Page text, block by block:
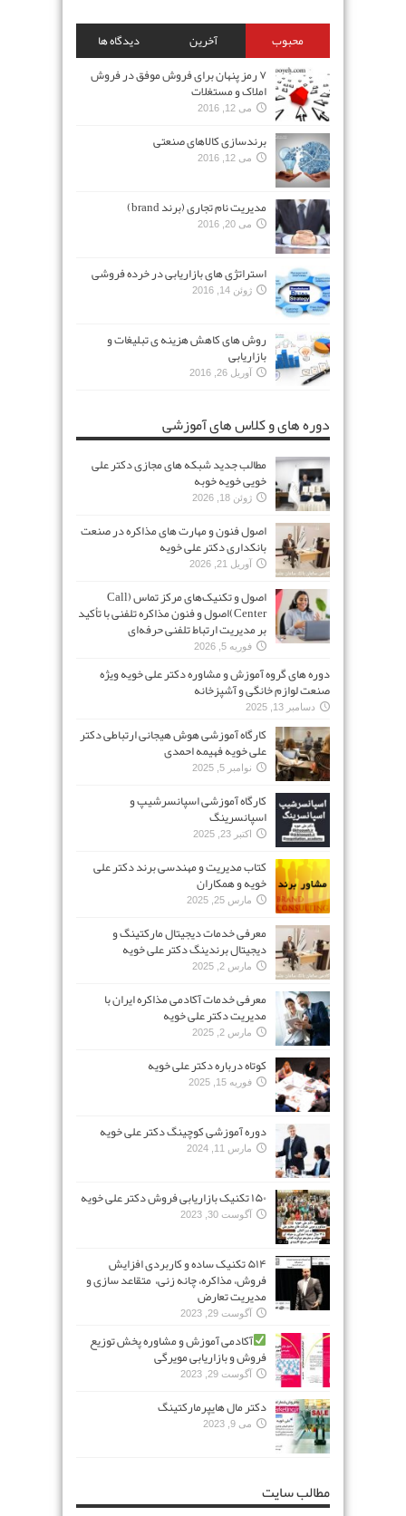
محبوب آخرین
دیدگاه ها
۷ رمز پنهان برای فروش موفق در فروش
املاک و مستغلات
می 12, 2016
برندسازی کالاهای صنعتی
می 12, 2016
مدیریت نام تجاری (برند brand)
می 20, 2016
استراتژی های بازاریابی در خرده فروشی
ژوئن 14, 2016
روش های کاهش هزینه ی تبلیغات و
بازاریابی
آوریل 26, 2016
دوره های و کلاس های آموزشی
مطالب جدید شبکه های مجازی دکتر علی
خویی خویه خوبه
ژوئن 18, 2026
اصول فنون و مهارت های مذاکره در صنعت
بانکداری دکتر علی خویه
آوریل 21, 2026
اصول و تکنیک‌های مرکز تماس (Call
Center)اصول و فنون مذاکره تلفنی با تأکید
بر مدیریت ارتباط تلفنی حرفه‌ای
فوریه 5, 2026
دوره های گروه آموزش و مشاوره دکتر علی خویه ویژه
صنعت لوازم خانگی و آشپزخانه
دسامبر 13, 2025
کارگاه آموزشی هوش هیجانی ارتباطی دکتر
علی خویه فهیمه احمدی
نوامبر 5, 2025
کارگاه آموزشی اسپانسرشیپ و
اسپانسرینگ
اکتبر 23, 2025
کتاب مدیریت و مهندسی برند دکتر علی
خویه و همکاران
مارس 25, 2025
معرفی خدمات دیجیتال مارکتینگ و
دیجیتال برندینگ دکتر علی خویه
مارس 2, 2025
معرفی خدمات آکادمی مذاکره ایران با
مدیریت دکتر علی خویه
مارس 2, 2025
کوتاه درباره دکتر علی خویه
فوریه 15, 2025
دوره آموزشی کوچینگ دکتر علی خویه
مارس 11, 2024
۱۵۰ تکنیک بازاریابی فروش دکتر علی خویه
آگوست 30, 2023
۵۱۴ تکنیک ساده و کاربردی افزایش
فروش، مذاکره، چانه زنی، متقاعد سازی و
مدیریت تعارض
آگوست 29, 2023
آکادمی آموزش و مشاوره پخش توزیع
فروش و بازاریابی مویرگی
آگوست 29, 2023
دکتر مال هایپرمارکتینگ
می 9, 2023
مطالب سایت